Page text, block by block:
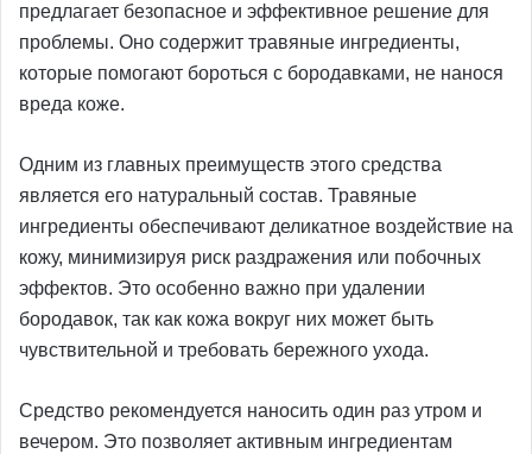
предлагает безопасное и эффективное решение для
проблемы. Оно содержит травяные ингредиенты,
которые помогают бороться с бородавками, не нанося
вреда коже.
Одним из главных преимуществ этого средства
является его натуральный состав. Травяные
ингредиенты обеспечивают деликатное воздействие на
кожу, минимизируя риск раздражения или побочных
эффектов. Это особенно важно при удалении
бородавок, так как кожа вокруг них может быть
чувствительной и требовать бережного ухода.
Средство рекомендуется наносить один раз утром и
вечером. Это позволяет активным ингредиентам